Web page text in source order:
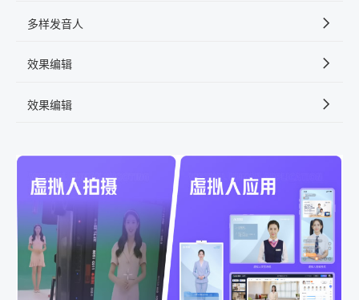
多样发音人
效果编辑
效果编辑